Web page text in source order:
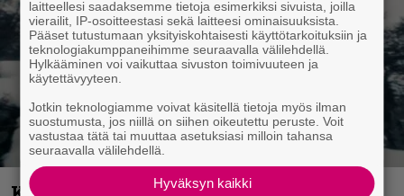
laitteellesi saadaksemme tietoja esimerkiksi sivuista, joilla
vierailit, IP-osoitteestasi sekä laitteesi ominaisuuksista.
Pääset tutustumaan yksityiskohtaisesti käyttötarkoituksiin ja
teknologiakumppaneihimme seuraavalla välilehdellä.
Hylkääminen voi vaikuttaa sivuston toimivuuteen ja
käytettävyyteen.
Jotkin teknologiamme voivat käsitellä tietoja myös ilman
suostumusta, jos niillä on siihen oikeutettu peruste. Voit
vastustaa tätä tai muuttaa asetuksiasi milloin tahansa
seuraavalla välilehdellä.
Hyväksyn kaikki